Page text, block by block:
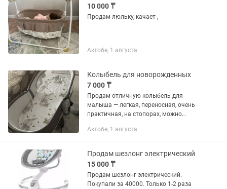
10 000 ₸
Продам люльку, качает ,
Актобе, 1 августа
Колыбель для новорожденных
7 000 ₸
Продам отличную колыбель для
малыша — легкая, переносная, очень
практичная, на стопорах, можно
москитная сетка в комплекте. В
на...
Актобе, 1 августа
Продам шезлонг электрический
15 000 ₸
Продам шезлонг электрический.
Покупали за 40000. Только 1-2 раза